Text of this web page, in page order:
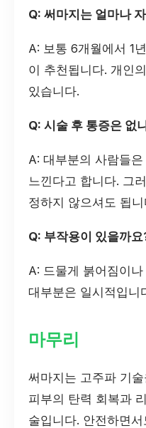
Q: 써마지는 얼마나
A: 보통 6개월에서 1
이 추천됩니다. 개인
있습니다.
Q: 시술 후 통증은 없
A: 대부분의 사람들
느낀다고 합니다. 그
정하지 않으셔도 됩니
Q: 부작용이 있을까요
A: 드물게 붉어짐이
대부분은 일시적입니
마무리
써마지는 고주파 기
피부의 탄력 회복과
술입니다. 안전하면